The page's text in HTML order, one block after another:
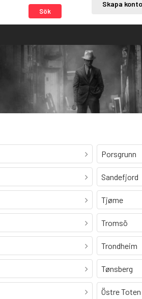
Sök
Skapa konto
Porsgrunn
Sandefjord
Tjøme
Tromsö
Trondheim
Tønsberg
Östre Toten